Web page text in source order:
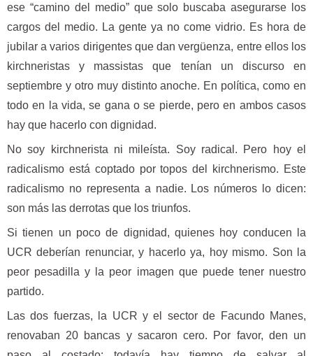
ese “camino del medio” que solo buscaba asegurarse los
cargos del medio. La gente ya no come vidrio. Es hora de
jubilar a varios dirigentes que dan vergüenza, entre ellos los
kirchneristas y massistas que tenían un discurso en
septiembre y otro muy distinto anoche. En política, como en
todo en la vida, se gana o se pierde, pero en ambos casos
hay que hacerlo con dignidad.
No soy kirchnerista ni mileísta. Soy radical. Pero hoy el
radicalismo está coptado por topos del kirchnerismo. Este
radicalismo no representa a nadie. Los números lo dicen:
son más las derrotas que los triunfos.
Si tienen un poco de dignidad, quienes hoy conducen la
UCR deberían renunciar, y hacerlo ya, hoy mismo. Son la
peor pesadilla y la peor imagen que puede tener nuestro
partido.
Las dos fuerzas, la UCR y el sector de Facundo Manes,
renovaban 20 bancas y sacaron cero. Por favor, den un